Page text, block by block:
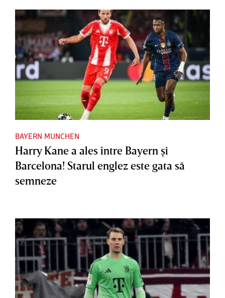
BAYERN MUNCHEN
Harry Kane a ales între Bayern şi
Barcelona! Starul englez este gata să
semneze